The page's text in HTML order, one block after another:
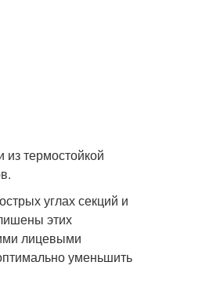
из термостойкой
углах секций и
этих
лицевыми
уменьшить